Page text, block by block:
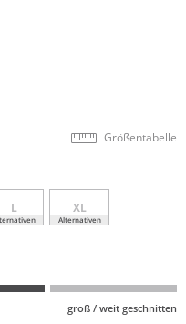
Größentabelle
L XL
Alternativen
groß / weit geschnitten